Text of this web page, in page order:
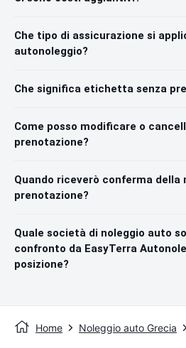
Che tipo di assicurazione si
autonoleggio?
Che significa etichetta senza
Come posso modificare o
prenotazione?
Quando riceverò conferma della
prenotazione?
Quale società di noleggio auto
confronto da EasyTerra
posizione?
Home Noleggio auto Grecia